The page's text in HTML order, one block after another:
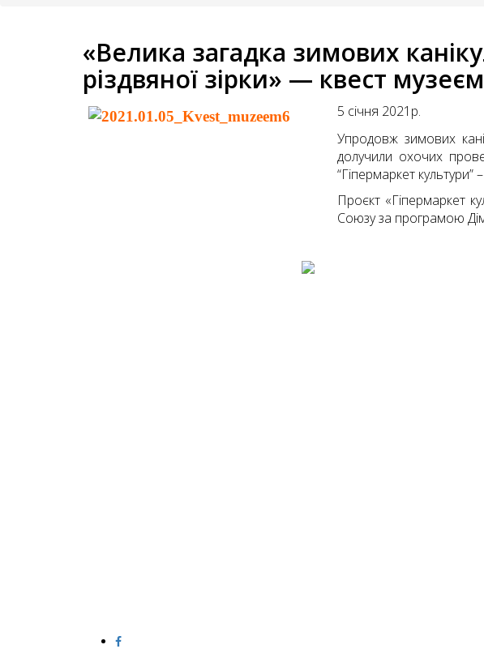
«Велика загадка зимових
різдвяної зірки» — квест
5 січня 2021р.
Упродовж зимових
долучили охочих
“Гіпермаркет культури”
Проєкт «Гіпермаркет
Союзу за програмою